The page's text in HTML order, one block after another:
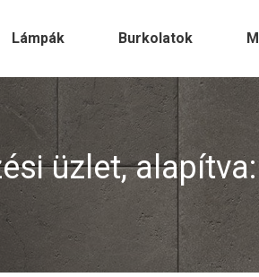
Lámpák Burkolatok
üzlet,